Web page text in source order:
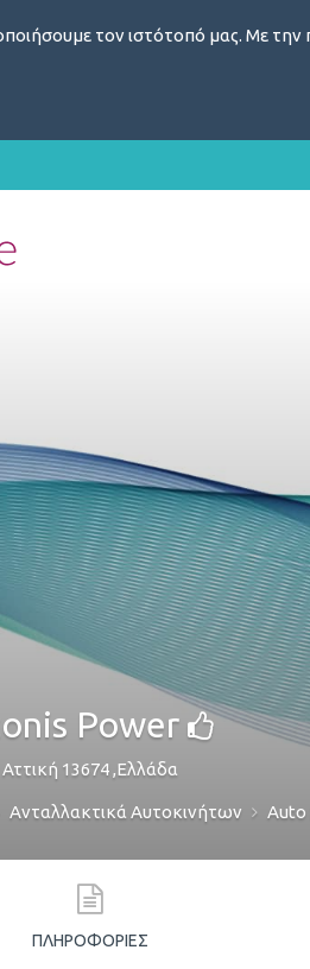
τον ιστότοπό μας. Με
Power
Αττική 13674,Ελλάδα
Ανταλλακτικά Αυτοκινήτων Auto
ΠΛΗΡΟΦΟΡΊΕΣ